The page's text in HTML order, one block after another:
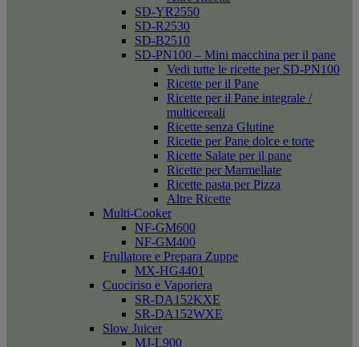
SD-YR2550
SD-R2530
SD-B2510
SD-PN100 – Mini macchina per il pane
Vedi tutte le ricette per SD-PN100
Ricette per il Pane
Ricette per il Pane integrale /
multicereali
Ricette senza Glutine
Ricette per Pane dolce e torte
Ricette Salate per il pane
Ricette per Marmellate
Ricette pasta per Pizza
Altre Ricette
Multi-Cooker
NF-GM600
NF-GM400
Frullatore e Prepara Zuppe
MX-HG4401
Cuociriso e Vaporiera
SR-DA152KXE
SR-DA152WXE
Slow Juicer
MJ-L900